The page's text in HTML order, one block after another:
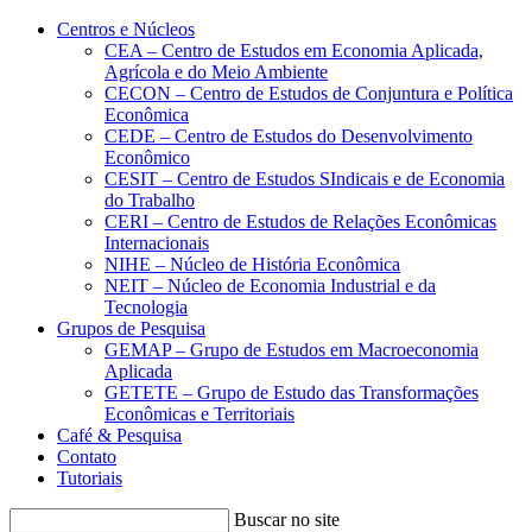
Conteúdo principal Menu principal
Centros e Núcleos
CEA – Centro de Estudos em Economia Aplicada,
Agrícola e do Meio Ambiente
CECON – Centro de Estudos de Conjuntura e Política
Econômica
CEDE – Centro de Estudos do Desenvolvimento
Econômico
CESIT – Centro de Estudos SIndicais e de Economia
do Trabalho
CERI – Centro de Estudos de Relações Econômicas
Internacionais
NIHE – Núcleo de História Econômica
NEIT – Núcleo de Economia Industrial e da
Tecnologia
Grupos de Pesquisa
GEMAP – Grupo de Estudos em Macroeconomia
Aplicada
GETETE – Grupo de Estudo das Transformações
Econômicas e Territoriais
Café & Pesquisa
Contato
Tutoriais
Buscar no site